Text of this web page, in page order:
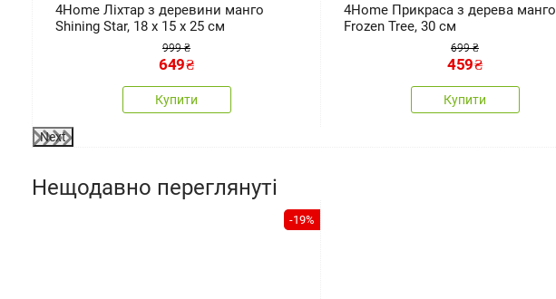
4Home Ліхтар з деревини манго
Shining Star, 18 x 15 x 25 см
999 ₴
649₴
Купити
4Home Прикраса з дерева манго
Frozen Tree, 30 см
699 ₴
459₴
Купити
Next
Нещодавно переглянуті
-19%